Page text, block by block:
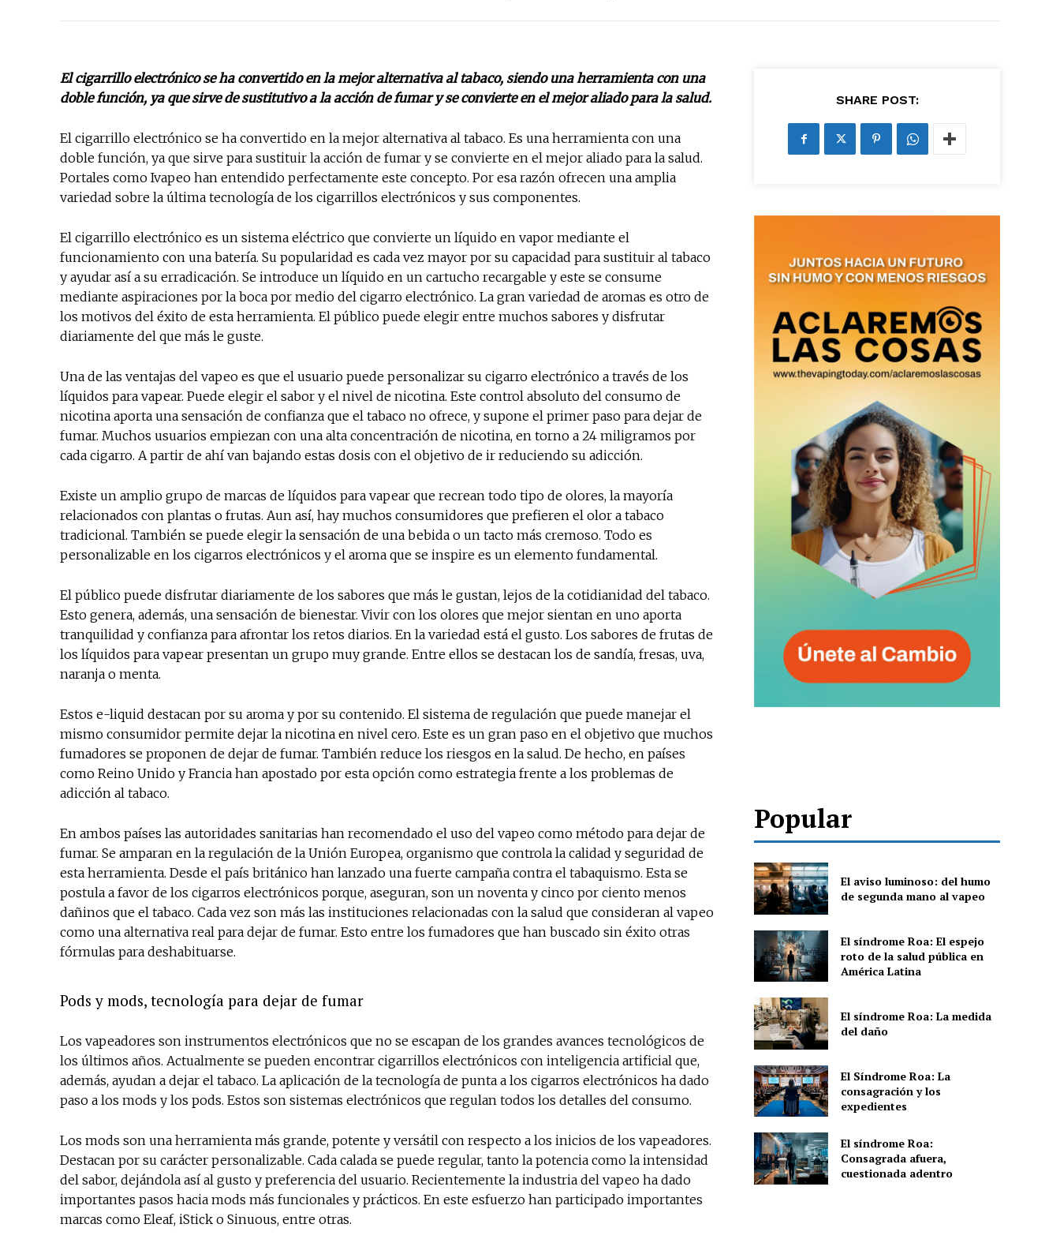
No te pierdas de las últimas
noticias
Suscríbete a nuestro boletín diario y recibe todas las
noticias del vapeo y la reducción de daños en tu correo
Subscribe to our daily clipping and receive all the news
of vaping and tobacco harm reduction in your email.
SUBSCRIBIRSE
El cigarrillo electrónico se ha convertido en la mejor alternativa al tabaco, siendo una herramienta con una
doble función, ya que sirve de sustitutivo a la acción de fumar y se convierte en el mejor aliado para la salud.
El cigarrillo electrónico se ha convertido en la mejor alternativa al tabaco. Es una herramienta con una
doble función, ya que sirve para sustituir la acción de fumar y se convierte en el mejor aliado para la salud.
Portales como Ivapeo han entendido perfectamente este concepto. Por esa razón ofrecen una amplia
variedad sobre la última tecnología de los cigarrillos electrónicos y sus componentes.
El cigarrillo electrónico es un sistema eléctrico que convierte un líquido en vapor mediante el
funcionamiento con una batería. Su popularidad es cada vez mayor por su capacidad para sustituir al tabaco
y ayudar así a su erradicación. Se introduce un líquido en un cartucho recargable y este se consume
mediante aspiraciones por la boca por medio del cigarro electrónico. La gran variedad de aromas es otro de
los motivos del éxito de esta herramienta. El público puede elegir entre muchos sabores y disfrutar
diariamente del que más le guste.
Una de las ventajas del vapeo es que el usuario puede personalizar su cigarro electrónico a través de los
líquidos para vapear. Puede elegir el sabor y el nivel de nicotina. Este control absoluto del consumo de
nicotina aporta una sensación de confianza que el tabaco no ofrece, y supone el primer paso para dejar de
fumar. Muchos usuarios empiezan con una alta concentración de nicotina, en torno a 24 miligramos por
cada cigarro. A partir de ahí van bajando estas dosis con el objetivo de ir reduciendo su adicción.
Existe un amplio grupo de marcas de líquidos para vapear que recrean todo tipo de olores, la mayoría
relacionados con plantas o frutas. Aun así, hay muchos consumidores que prefieren el olor a tabaco
tradicional. También se puede elegir la sensación de una bebida o un tacto más cremoso. Todo es
personalizable en los cigarros electrónicos y el aroma que se inspire es un elemento fundamental.
El público puede disfrutar diariamente de los sabores que más le gustan, lejos de la cotidianidad del tabaco.
Esto genera, además, una sensación de bienestar. Vivir con los olores que mejor sientan en uno aporta
tranquilidad y confianza para afrontar los retos diarios. En la variedad está el gusto. Los sabores de frutas de
los líquidos para vapear presentan un grupo muy grande. Entre ellos se destacan los de sandía, fresas, uva,
naranja o menta.
Estos e-liquid destacan por su aroma y por su contenido. El sistema de regulación que puede manejar el
mismo consumidor permite dejar la nicotina en nivel cero. Este es un gran paso en el objetivo que muchos
fumadores se proponen de dejar de fumar. También reduce los riesgos en la salud. De hecho, en países
como Reino Unido y Francia han apostado por esta opción como estrategia frente a los problemas de
adicción al tabaco.
En ambos países las autoridades sanitarias han recomendado el uso del vapeo como método para dejar de
fumar. Se amparan en la regulación de la Unión Europea, organismo que controla la calidad y seguridad de
esta herramienta. Desde el país británico han lanzado una fuerte campaña contra el tabaquismo. Esta se
postula a favor de los cigarros electrónicos porque, aseguran, son un noventa y cinco por ciento menos
dañinos que el tabaco. Cada vez son más las instituciones relacionadas con la salud que consideran al vapeo
como una alternativa real para dejar de fumar. Esto entre los fumadores que han buscado sin éxito otras
fórmulas para deshabituarse.
Pods y mods, tecnología para dejar de fumar
Los vapeadores son instrumentos electrónicos que no se escapan de los grandes avances tecnológicos de
los últimos años. Actualmente se pueden encontrar cigarrillos electrónicos con inteligencia artificial que,
además, ayudan a dejar el tabaco. La aplicación de la tecnología de punta a los cigarros electrónicos ha dado
paso a los mods y los pods. Estos son sistemas electrónicos que regulan todos los detalles del consumo.
Los mods son una herramienta más grande, potente y versátil con respecto a los inicios de los vapeadores.
Destacan por su carácter personalizable. Cada calada se puede regular, tanto la potencia como la intensidad
del sabor, dejándola así al gusto y preferencia del usuario. Recientemente la industria del vapeo ha dado
importantes pasos hacia mods más funcionales y prácticos. En este esfuerzo han participado importantes
marcas como Eleaf, iStick o Sinuous, entre otras.
SHARE POST:
Popular
El aviso luminoso: del humo
de segunda mano al vapeo
El síndrome Roa: El espejo
roto de la salud pública en
América Latina
El síndrome Roa: La medida
del daño
El Síndrome Roa: La
consagración y los
expedientes
El síndrome Roa:
Consagrada afuera,
cuestionada adentro